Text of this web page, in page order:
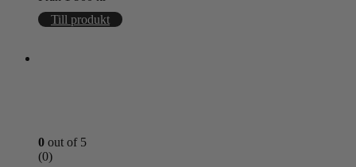
Till produkt
0 out of 5
(0)